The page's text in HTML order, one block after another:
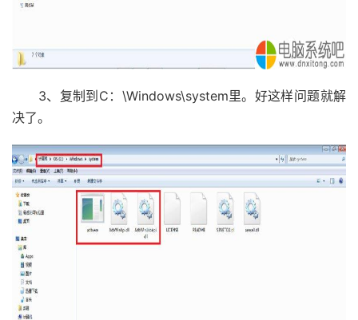
3、复制到C：\Windows\system里。好这样问题就解
决了。